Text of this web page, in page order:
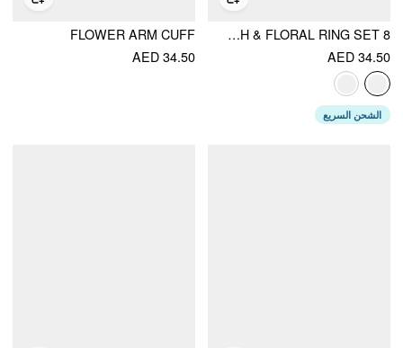
8 PCS SHELL & STARFISH & FLORAL RING SET
AED 34.50
الشحن السريع
FLOWER ARM CUFF
AED 34.50